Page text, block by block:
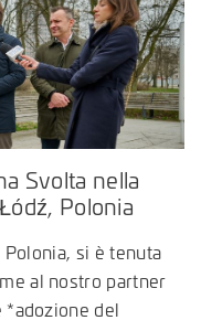
Svolta nella
Polonia
si è tenuta
al nostro partner
del